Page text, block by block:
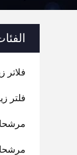
فلاتر
فلتر